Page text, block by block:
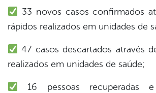
33 novos casos confirmados
rápidos realizados em unidades de
47 casos descartados através
realizados em unidades de saúde;
16 pessoas recuperadas